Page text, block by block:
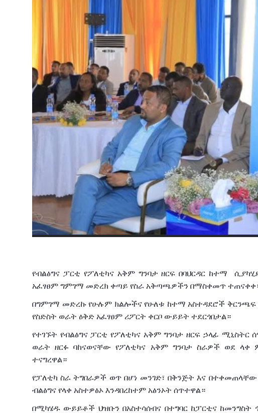
የብልፅግና ፓርቲ የፖለቲካና አቅም ግንባታ ዘርፍ በባህርዳር ከተማ
አፈፃፀም ግምገማ መድረክ ቀጣይ የስራ አቅጣጫዎችን በማስቀመጥ
በግምገማ መድረኩ የሁሉም ክልሎችና የሁለቱ ከተማ አስተዳደሮች ቅርንጫፍ
የስድስት ወራት ዕቅድ አፈፃፀም ሪፖርት ቀርቦ ውይይት ተደርጎበታል።
የተገኙት የብልፅግና ፓርቲ የፖለቲካና አቅም ግንባታ ዘርፍ ኃላፊ ሚኒስትር
ወራት ዘርፉባከናወናቸው የፖለቲካና አቅም ግንባታ ስራዎች ወደ ላቀ
ተናግረዋል።
የፓለቲካ ስራ ትግበራዎች ወጥ በሆነ መንገድ፣ በቅንጅት እና በተቀመጠላቸው
ብልፅግና የላቀ አስተዎፅኦ እንዳበረከተም አፅንኦት ሰጥተዋል።
በሚካሄዱ ውይይቶች ህዝቡን በአስተሳሰብና በተግባር ከፓርቲና ከመንግስት